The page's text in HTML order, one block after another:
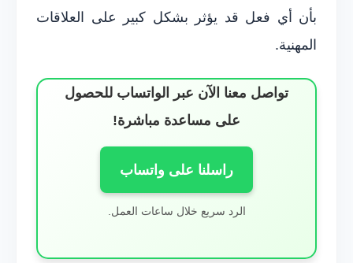
بأن أي فعل قد يؤثر بشكل كبير على العلاقات
المهنية.
تواصل معنا الآن عبر الواتساب للحصول
على مساعدة مباشرة!
راسلنا على واتساب
الرد سريع خلال ساعات العمل.